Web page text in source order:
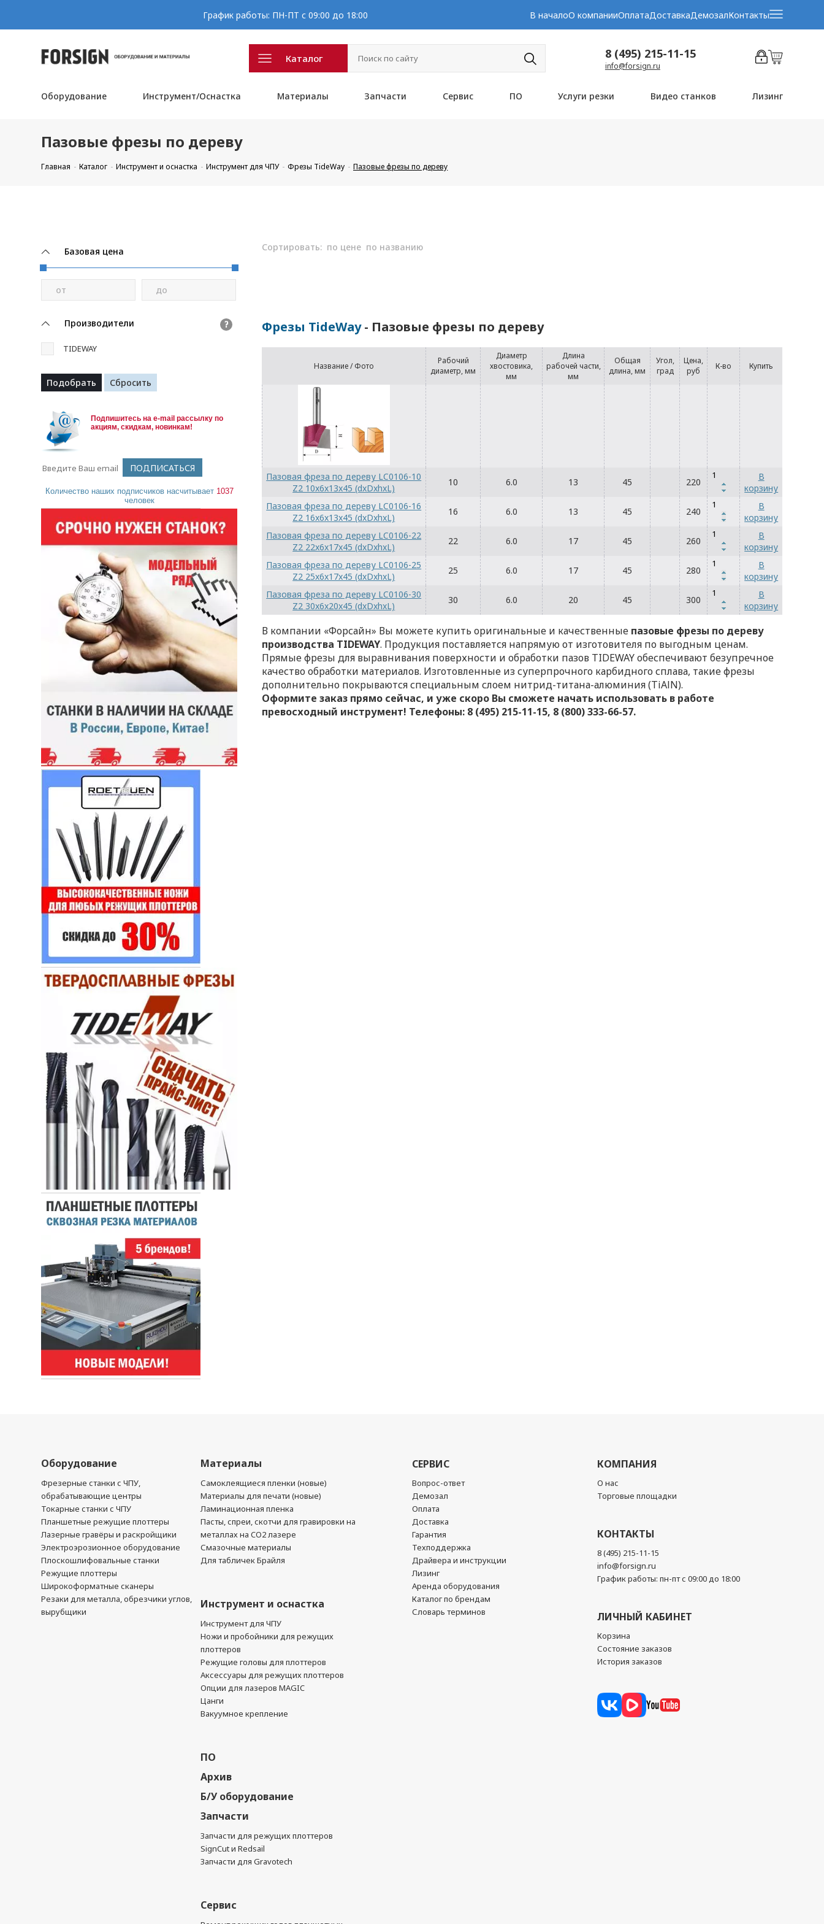
График работы: ПН-ПТ с 09:00 до 18:00 В началоО компанииОплатаДоставкаДемозалКонтакты
Каталог 8 (495) 215-11-15
info@forsign.ru
Оборудование Инструмент/Оснастка Материалы Запчасти Сервис ПО Услуги резки Видео станков Лизинг
Пазовые фрезы по дереву
Главная Каталог Инструмент и оснастка Инструмент для ЧПУ Фрезы TideWay Пазовые фрезы по дереву
Базовая цена
от до
Производители ?
TIDEWAY
Подпишитесь на e-mail рассылку по
акциям, скидкам, новинкам!
Количество наших подписчиков насчитывает 1037
человек
Сортировать: по цене по названию
Фрезы TideWay- Пазовые фрезы по дереву
Название / Фото
Рабочий
диаметр, мм
Диаметр
хвостовика,
мм
Длина
рабочей части,
мм
Общая
длина, мм
Угол,
град
Цена,
руб
К-во Купить
Пазовая фреза по дереву LC0106-10
Z2 10x6x13x45 (dxDxhxL)
10 6.0 13 45 220
В
корзину
Пазовая фреза по дереву LC0106-16
Z2 16x6x13x45 (dxDxhxL)
16 6.0 13 45 240
В
корзину
Пазовая фреза по дереву LC0106-22
Z2 22x6x17x45 (dxDxhxL)
22 6.0 17 45 260
В
корзину
Пазовая фреза по дереву LC0106-25
Z2 25x6x17x45 (dxDxhxL)
25 6.0 17 45 280
В
корзину
Пазовая фреза по дереву LC0106-30
Z2 30x6x20x45 (dxDxhxL)
30 6.0 20 45 300
В
корзину
В компании «Форсайн» Вы можете купить оригинальные и качественные пазовые фрезы по дереву
производства TIDEWAY. Продукция поставляется напрямую от изготовителя по выгодным ценам.
Прямые фрезы для выравнивания поверхности и обработки пазов TIDEWAY обеспечивают безупречное
качество обработки материалов. Изготовленные из суперпрочного карбидного сплава, такие фрезы
дополнительно покрываются специальным слоем нитрид-титана-алюминия (TiAlN).
Оформите заказ прямо сейчас, и уже скоро Вы сможете начать использовать в работе
превосходный инструмент! Телефоны: 8 (495) 215-11-15, 8 (800) 333-66-57.
Оборудование
Фрезерные станки с ЧПУ,
обрабатывающие центры
Токарные станки с ЧПУ
Планшетные режущие плоттеры
Лазерные гравёры и раскройщики
Электроэрозионное оборудование
Плоскошлифовальные станки
Режущие плоттеры
Широкоформатные сканеры
Резаки для металла, обрезчики углов,
вырубщики
Материалы
Самоклеящиеся пленки (новые)
Материалы для печати (новые)
Ламинационная пленка
Пасты, спреи, скотчи для гравировки на
металлах на CO2 лазере
Смазочные материалы
Для табличек Брайля
Инструмент и оснастка
Инструмент для ЧПУ
Ножи и пробойники для режущих
плоттеров
Режущие головы для плоттеров
Аксессуары для режущих плоттеров
Опции для лазеров MAGIC
Цанги
Вакуумное крепление
ПО
Архив
Б/У оборудование
Запчасти
Запчасти для режущих плоттеров
SignCut и Redsail
Запчасти для Gravotech
Сервис
СЕРВИС
Вопрос-ответ
Демозал
Оплата
Доставка
Гарантия
Техподдержка
Драйвера и инструкции
Лизинг
Аренда оборудования
Каталог по брендам
Словарь терминов
КОМПАНИЯ
О нас
Торговые площадки
КОНТАКТЫ
8 (495) 215-11-15
info@forsign.ru
График работы: пн-пт с 09:00 до 18:00
ЛИЧНЫЙ КАБИНЕТ
Корзина
Состояние заказов
История заказов